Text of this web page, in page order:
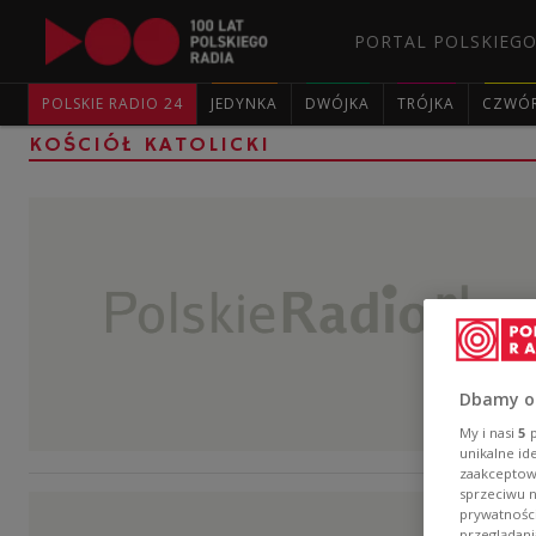
PORTAL
POLSKIE RADIO 24 JEDYNKA DWÓJKA TRÓJKA
KOŚCIÓŁ KATOLICKI
Dbamy
My i nasi 5
unikalne
sprzeciwu